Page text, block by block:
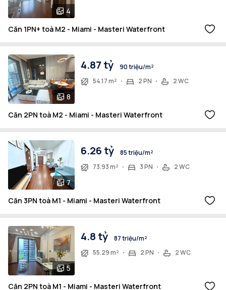
4
Căn 1PN+ toà M2 - Miami - Masteri Waterfront
8
4.87 tỷ
90 triệu/m²
54.17 m²
2 PN 2 WC
Căn 2PN toà M2 - Miami - Masteri Waterfront
7
6.26 tỷ
85 triệu/m²
73.93 m²
3 PN 2 WC
Căn 3PN toà M1 - Miami - Masteri Waterfront
5
4.8 tỷ
87 triệu/m²
55.29 m²
2 PN 2 WC
Căn 2PN toà M1 - Miami - Masteri Waterfront